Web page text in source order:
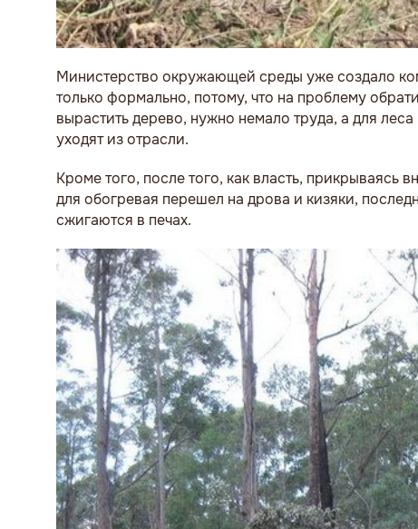
Министерство окружающей среды уже создало
только формально, потому, что на проблему
вырастить дерево, нужно немало труда, а для
уходят из отрасли.
Кроме того, после того, как власть,
для обогревая перешел на дрова и кизяки,
сжигаются в печах.